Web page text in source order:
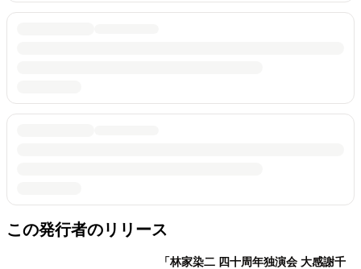
この発行者のリリース
「林家染二 四十周年独演会 大感謝千